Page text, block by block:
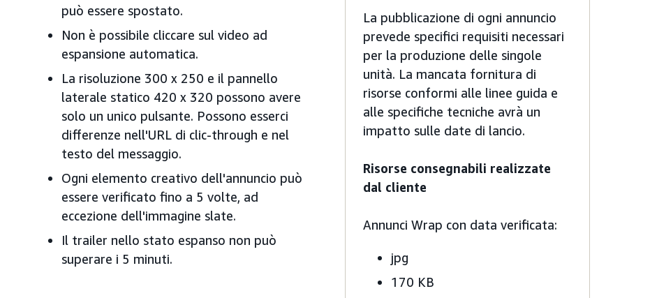
può essere spostato.
Non è possibile cliccare sul video ad
espansione automatica.
La risoluzione 300 x 250 e il pannello
laterale statico 420 x 320 possono avere
solo un unico pulsante. Possono esserci
differenze nell'URL di clic-through e nel
testo del messaggio.
Ogni elemento creativo dell'annuncio può
essere verificato fino a 5 volte, ad
eccezione dell'immagine slate.
Il trailer nello stato espanso non può
superare i 5 minuti.
La pubblicazione di ogni annuncio
prevede specifici requisiti necessari
per la produzione delle singole
unità. La mancata fornitura di
risorse conformi alle linee guida e
alle specifiche tecniche avrà un
impatto sulle date di lancio.
Risorse consegnabili realizzate
dal cliente
Annunci Wrap con data verificata:
jpg
170 KB